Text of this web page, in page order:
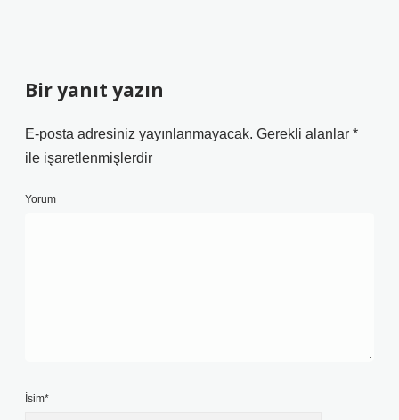
Bir yanıt yazın
E-posta adresiniz yayınlanmayacak. Gerekli alanlar *
ile işaretlenmişlerdir
Yorum
İsim*